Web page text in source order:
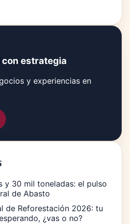
estrategia
y experiencias en
y 30 mil toneladas: el pulso
de Abasto
de Reforestación 2026: tu
¿vas o no?